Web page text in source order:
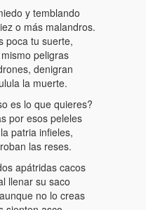
y temblando
o más malandros.
poca tu suerte,
peligras
denigran
la muerte.
es lo que quieres?
por esos peleles
patria infieles,
las reses.
apátridas cacos
llenar su saco
no lo creas